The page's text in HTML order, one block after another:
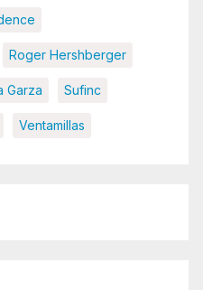
Roger Hershberger
Garza Sufinc
Ventamillas